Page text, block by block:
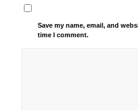
Save my name, email, and
time I comment.